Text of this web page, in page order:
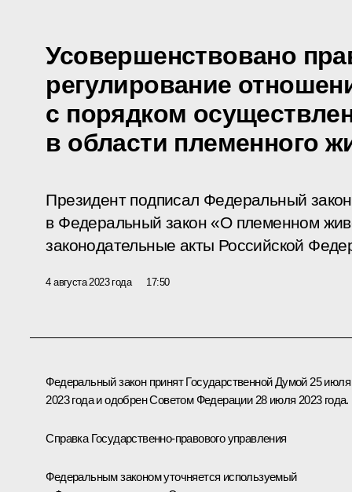
Усовершенствовано
регулирование
с порядком
в области племенного
Президент подписал Федеральный
в Федеральный закон «О племенном
законодательные акты Российской
4 августа 2023 года 17:50
Федеральный закон принят Государственной Думой 25 июля
2023 года и одобрен Советом Федерации 28 июля 2023 года.
Справка Государственно-правового управления
Федеральным законом уточняется используемый